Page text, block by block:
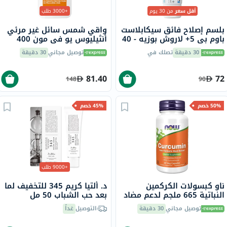
أقل سعرمن 30 يوم
بلسم إصلاح فائق سيكابلاست
باوم بي 5+ لاروش بوزيه - 40
مل 30 دقيقة تصلك في
72
90
+3000 طلب
واقي شمس سائل غير مرئي
أنثيليوس يو في مون 400
لاروش بوزيه، عامل حماية
50+ - 50 مل توصيل مجاني30 دقيقة
81.40
148
50% خصم
ناو كبسولات الكركمين
النباتية 665 ملجم لدعم مضاد
للالتهابات ومضادات الأكسدة
حزمة من 60توصيل مجاني30 دقيقة
45% خصم
+9000 طلب
د. ألتيا كريم 345 للتخفيف لما
بعد حب الشباب 50 مل
التوصيلغداً